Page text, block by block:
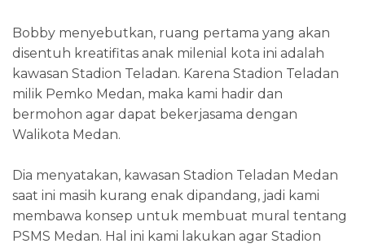
Bobby menyebutkan, ruang pertama yang akan
disentuh kreatifitas anak milenial kota ini adalah
kawasan Stadion Teladan. Karena Stadion Teladan
milik Pemko Medan, maka kami hadir dan
bermohon agar dapat bekerjasama dengan
Walikota Medan.
Dia menyatakan, kawasan Stadion Teladan Medan
saat ini masih kurang enak dipandang, jadi kami
membawa konsep untuk membuat mural tentang
PSMS Medan. Hal ini kami lakukan agar Stadion